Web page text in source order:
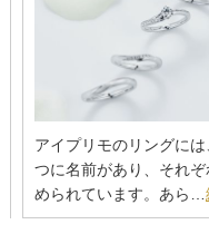
アイプリモのリングに
つに名前があり、それ
められています。あら…